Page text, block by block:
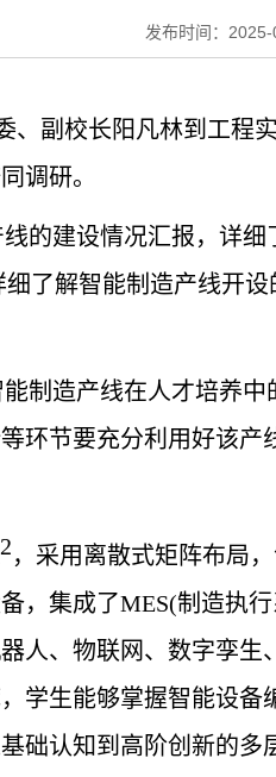
发布时间：
、副校长阳凡林到工程
调研。
的建设情况汇报，详
了解智能制造产线开
制造产线在人才培养
环节要充分利用好该
2，采用离散式矩阵布局
，集成了MES(制造执
人、物联网、数字孪
学生能够掌握智能设
础认知到高阶创新的